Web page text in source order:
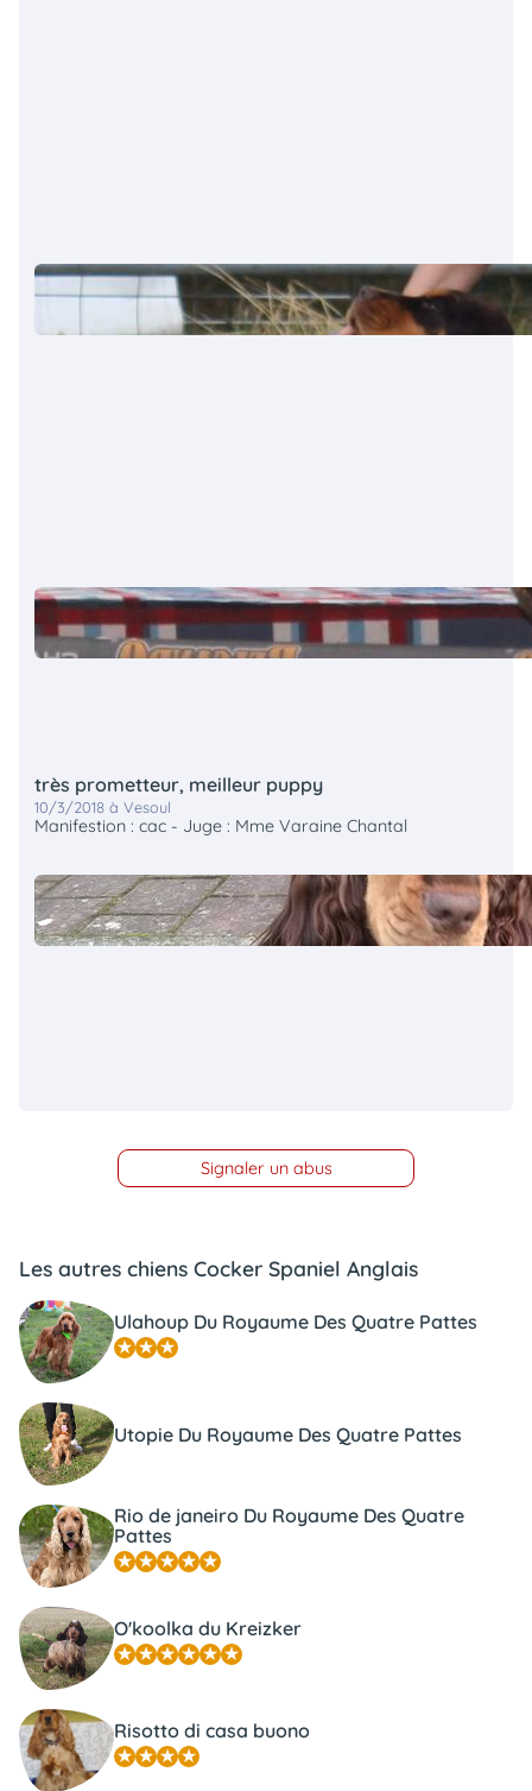
très prometteur, meilleur puppy
10/3/2018 à Vesoul
Manifestion : cac - Juge : Mme Varaine Chantal
Signaler un abus
Les autres chiens Cocker Spaniel Anglais
Ulahoup Du Royaume Des Quatre Pattes
Utopie Du Royaume Des Quatre Pattes
Rio de janeiro Du Royaume Des Quatre
Pattes
O'koolka du Kreizker
Risotto di casa buono